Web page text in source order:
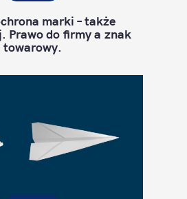
marki – także
Prawo do firmy a znak
towarowy.